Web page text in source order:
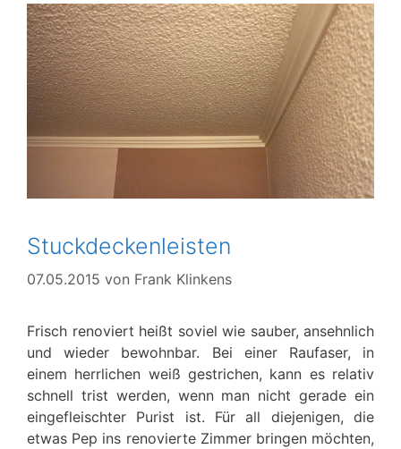
Stuckdeckenleisten
07.05.2015 von Frank Klinkens
Frisch renoviert heißt soviel wie sauber, ansehnlich
und wieder bewohnbar. Bei einer Raufaser, in
einem herrlichen weiß gestrichen, kann es relativ
schnell trist werden, wenn man nicht gerade ein
eingefleischter Purist ist. Für all diejenigen, die
etwas Pep ins renovierte Zimmer bringen möchten,